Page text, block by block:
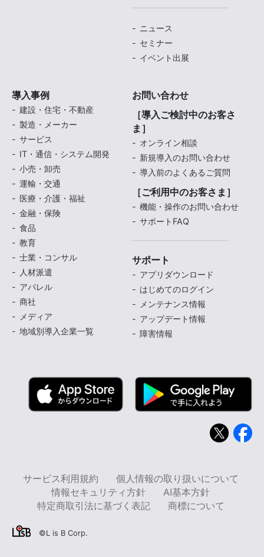
ニュース
セミナー
イベント出展
導入事例
建設・住宅・不動産
製造・メーカー
サービス
IT・通信・システム開発
小売・卸売
運輸・交通
医療・介護・福祉
金融・保険
食品
教育
士業・コンサル
人材派遣
アパレル
商社
メディア
地域別導入企業一覧
お問い合わせ
［導入ご検討中のお客さ
ま］
オンライン相談
新規導入のお問い合わせ
導入前のよくあるご質問
［ご利用中のお客さま］
機能・操作のお問い合わせ
サポートFAQ
サポート
アプリダウンロード
はじめてのログイン
メンテナンス情報
アップデート情報
障害情報
サービス利用規約
個人情報の取り扱いについて
情報セキュリティ方針
AI基本方針
特定商取引法に基づく表記
商標について
©L is B Corp.